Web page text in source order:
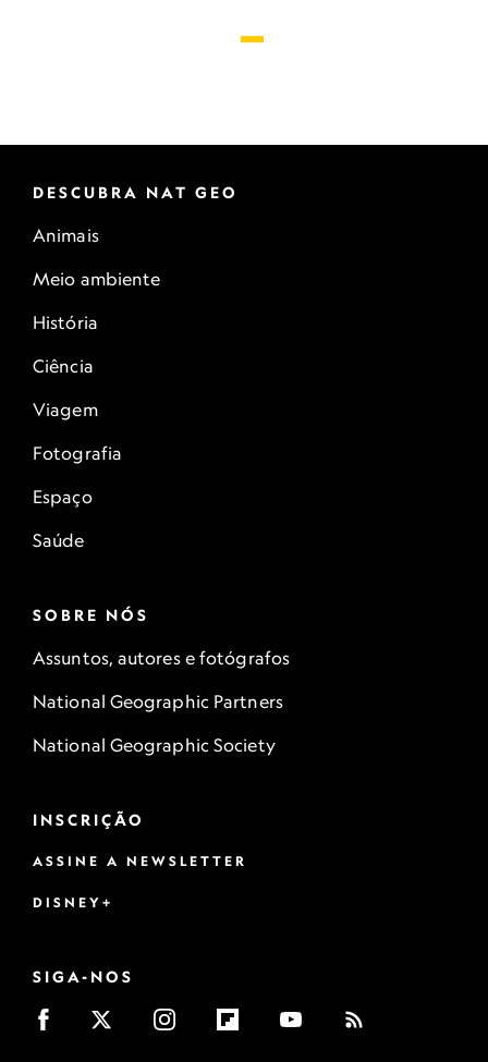
DESCUBRA NAT GEO
Animais
Meio ambiente
História
Ciência
Viagem
Fotografia
Espaço
Saúde
SOBRE NÓS
Assuntos, autores e fotógrafos
National Geographic Partners
National Geographic Society
INSCRIÇÃO
ASSINE A NEWSLETTER
DISNEY+
SIGA-NOS